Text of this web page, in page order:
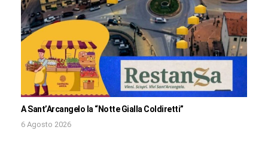
A Sant’Arcangelo la “Notte Gialla Coldiretti”
6 Agosto 2026